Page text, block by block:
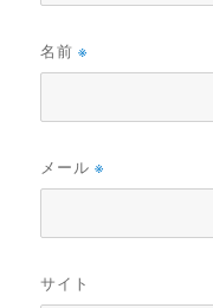
名前※
メール※
サイト